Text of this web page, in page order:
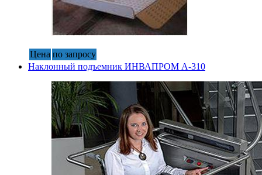
Цена по запросу
Наклонный подъемник ИНВАПРОМ А-310